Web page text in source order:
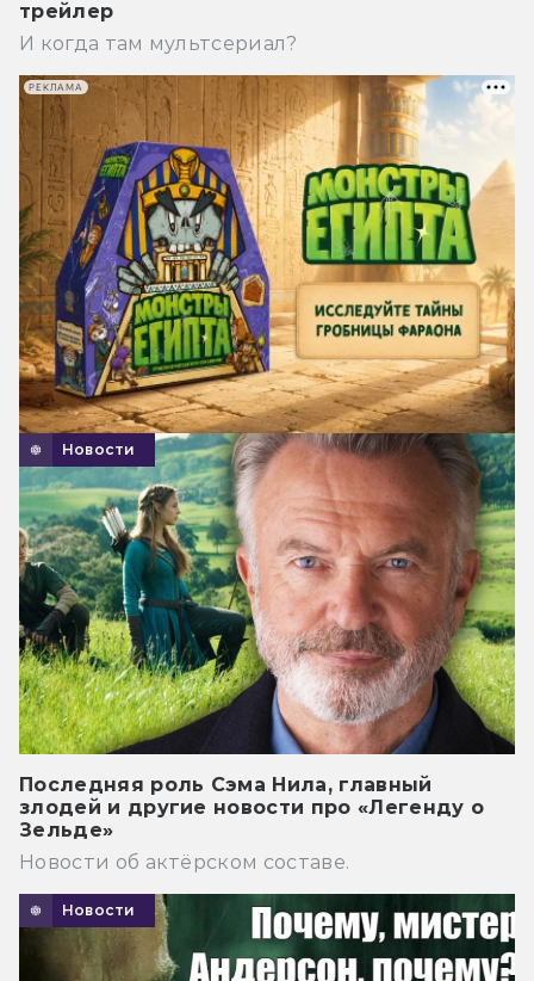
трейлер
И когда там мультсериал?
Новости
Последняя роль Сэма Нила, главный
злодей и другие новости про «Легенду о
Зельде»
Новости об актёрском составе.
Новости
РЕКЛАМА